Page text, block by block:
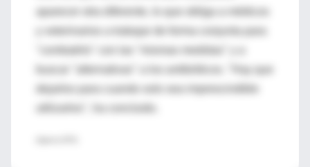
aparecer otra diferente, lo que obliga a médicos